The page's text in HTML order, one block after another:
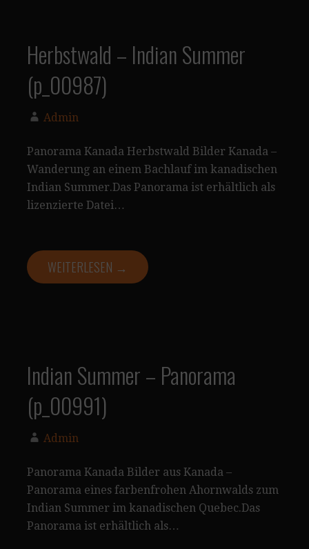
Herbstwald – Indian Summer
(p_00987)
Admin
Panorama Kanada Herbstwald Bilder Kanada –
Wanderung an einem Bachlauf im kanadischen
Indian Summer.Das Panorama ist erhältlich als
lizenzierte Datei…
WEITERLESEN →
Indian Summer – Panorama
(p_00991)
Admin
Panorama Kanada Bilder aus Kanada –
Panorama eines farbenfrohen Ahornwalds zum
Indian Summer im kanadischen Quebec.Das
Panorama ist erhältlich als…